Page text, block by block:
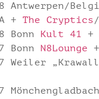
Antwerpen/
+ The Cryptics
Bonn Kult 41 +
Bonn N8Lounge
Weiler